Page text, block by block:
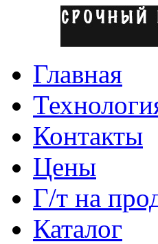
Главная
Контакты
Цены
Г/т на
Каталог